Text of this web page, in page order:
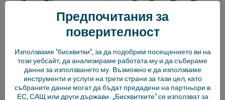
Xiaomi Robot Vacuum
X10+/X20+/S10+/S20+
Филтър 2бр.
В наличност
10,63 €
Добави в количката
Xiaomi Robot Vacuum
X10+/X20+/S10+/S20+
ъглова четка 2бр.
В наличност
7,71 €
Добави в количката
Предпочитания за
поверителност
Използваме "бисквитки", за да подобрим посещението ви на
този уебсайт, да анализираме работата му и да събираме
данни за използването му. Възможно е да използваме
инструменти и услуги на трети страни за тази цел, като
събраните данни могат да бъдат предадени на партньори в
ЕС, САЩ или други държави. „Бисквитките" се използват за